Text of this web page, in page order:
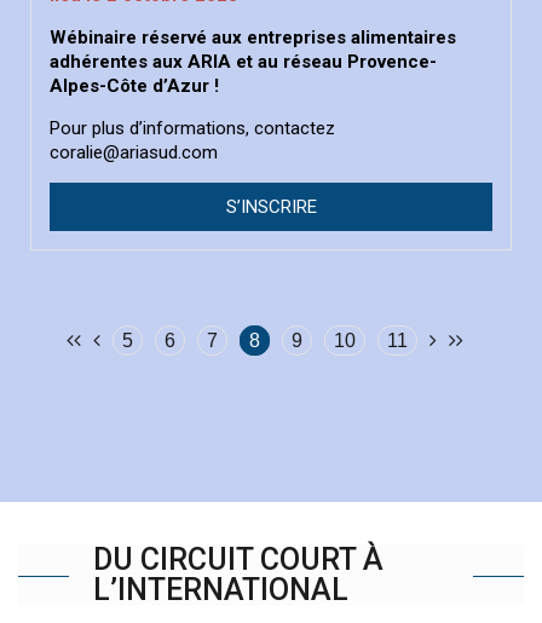
Wébinaire réservé aux entreprises alimentaires
adhérentes aux ARIA et au réseau Provence-
Alpes-Côte d’Azur !
Pour plus d’informations, contactez
coralie@ariasud.com
S’INSCRIRE
5 6 7 8 9 10 11
DU CIRCUIT COURT À
L’INTERNATIONAL